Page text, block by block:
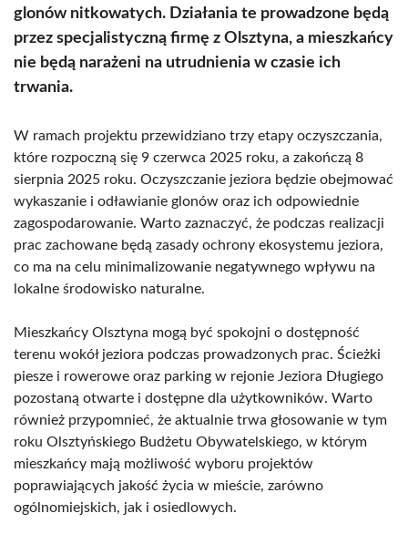
glonów nitkowatych. Działania te prowadzone będą
przez specjalistyczną firmę z Olsztyna, a mieszkańcy
nie będą narażeni na utrudnienia w czasie ich
trwania.
W ramach projektu przewidziano trzy etapy oczyszczania,
które rozpoczną się 9 czerwca 2025 roku, a zakończą 8
sierpnia 2025 roku. Oczyszczanie jeziora będzie obejmować
wykaszanie i odławianie glonów oraz ich odpowiednie
zagospodarowanie. Warto zaznaczyć, że podczas realizacji
prac zachowane będą zasady ochrony ekosystemu jeziora,
co ma na celu minimalizowanie negatywnego wpływu na
lokalne środowisko naturalne.
Mieszkańcy Olsztyna mogą być spokojni o dostępność
terenu wokół jeziora podczas prowadzonych prac. Ścieżki
piesze i rowerowe oraz parking w rejonie Jeziora Długiego
pozostaną otwarte i dostępne dla użytkowników. Warto
również przypomnieć, że aktualnie trwa głosowanie w tym
roku Olsztyńskiego Budżetu Obywatelskiego, w którym
mieszkańcy mają możliwość wyboru projektów
poprawiających jakość życia w mieście, zarówno
ogólnomiejskich, jak i osiedlowych.